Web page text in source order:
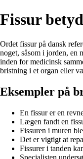
Fissur
Ordet fissur på dansk
noget, såsom i jorden, en
inden for medicinsk
bristning i et organ eller
Eksempler på
En fissur er en
Lægen fandt en
Fissuren i muren
Det er vigtigt at
Fissurer i tanden
Specialisten